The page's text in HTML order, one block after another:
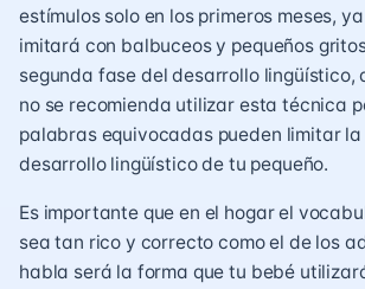
estímulos solo en los primeros meses,
imitará con balbuceos y pequeños
segunda fase del desarrollo lingüístico,
no se recomienda utilizar esta técnica
palabras equivocadas pueden limitar
desarrollo lingüístico de tu pequeño.
Es importante que en el hogar el
sea tan rico y correcto como el de los
habla será la forma que tu bebé